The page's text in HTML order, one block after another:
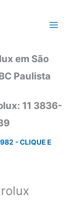
em São
Paulista
11 3836-
- CLIQUE E